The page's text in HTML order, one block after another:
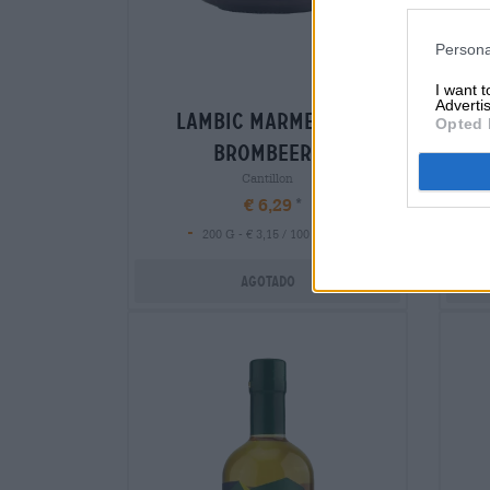
I want
Opted
lambic marmelade
brombeere
Cantillon
€ 6,29
-
200 G - € 3,15 / 100 G
Agotado